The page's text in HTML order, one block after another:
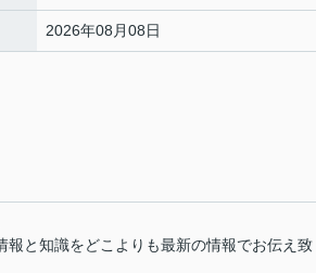
2026年08月08日
と知識をどこよりも最新の情報でお伝え致